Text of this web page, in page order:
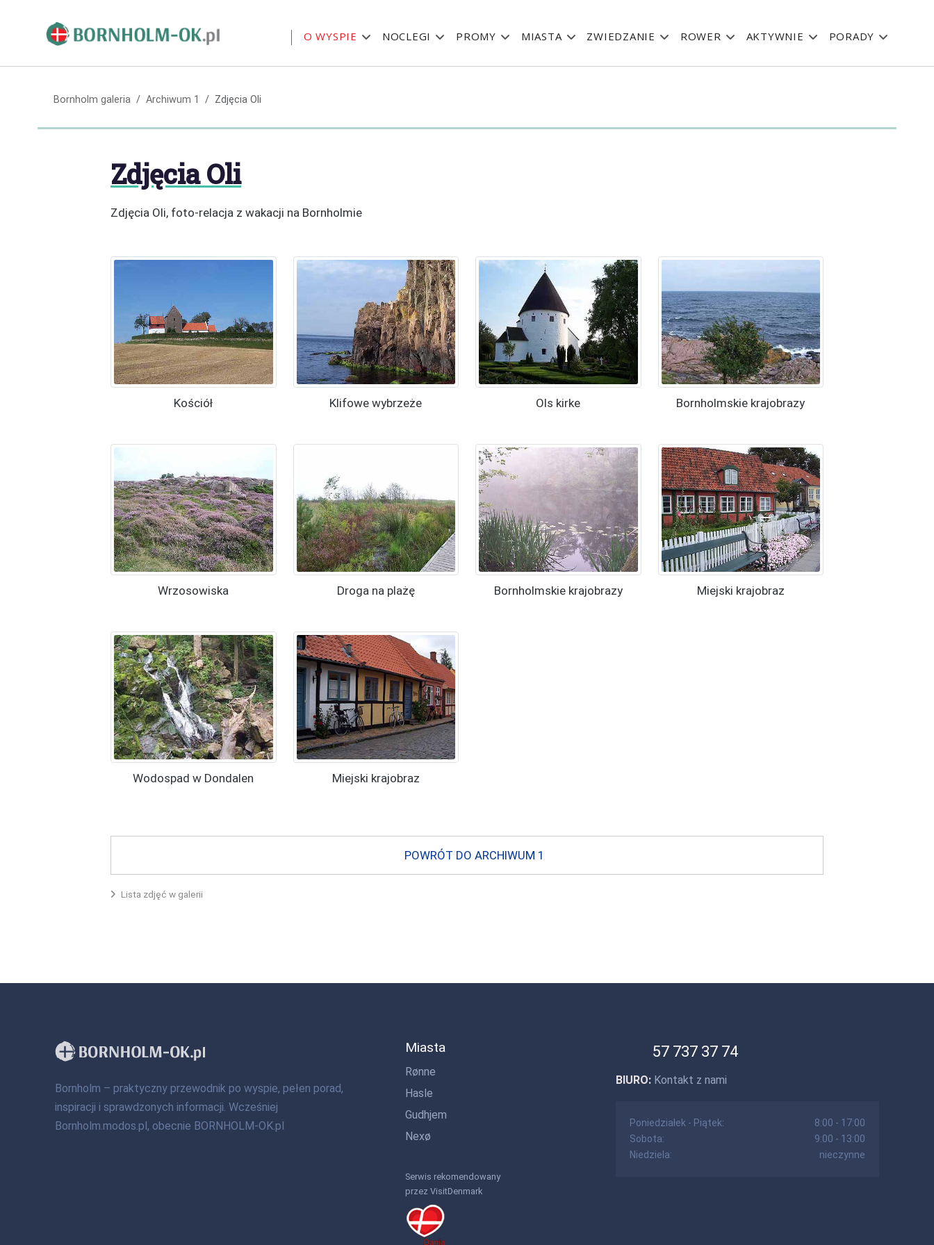
O WYSPIE NOCLEGI PROMY MIASTA ZWIEDZANIE ROWER AKTYWNIE PORADY
Bornholm galeria Archiwum 1 Zdjęcia Oli
Zdjęcia Oli
Zdjęcia Oli, foto-relacja z wakacji na Bornholmie
Kościół Klifowe wybrzeże Ols kirke Bornholmskie krajobrazy
Wrzosowiska Droga na plażę Bornholmskie krajobrazy Miejski krajobraz
Wodospad w Dondalen Miejski krajobraz
POWRÓT DO ARCHIWUM 1
Lista zdjęć w galerii
Bornholm – praktyczny przewodnik po wyspie, pełen porad,
inspiracji i sprawdzonych informacji. Wcześniej
Bornholm.modos.pl, obecnie BORNHOLM-OK.pl
Miasta
Rønne
Hasle
Gudhjem
Nexø
Serwis rekomendowany
przez VisitDenmark
57 737 37 74
BIURO: Kontakt z nami
Poniedziałek - Piątek:
8:00 - 17:00
Sobota:
9:00 - 13:00
Niedziela:
nieczynne